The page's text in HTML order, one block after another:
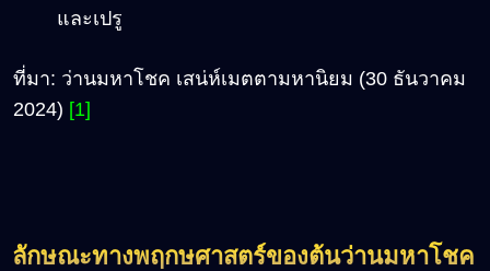
และเปรู
ที่มา: ว่านมหาโชค เสน่ห์เมตตามหานิยม (30 ธันวาคม
2024) [1]
ลักษณะทางพฤกษศาสตร์ของต้นว่านมหาโชค